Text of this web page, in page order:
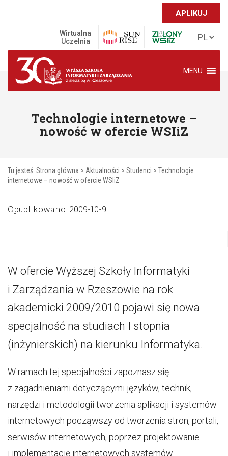
APLIKUJ
Wirtualna
Uczelnia
MENU
Technologie internetowe –
nowość w ofercie WSIiZ
Tu jesteś: Strona główna > Aktualności > Studenci > Technologie
internetowe – nowość w ofercie WSIiZ
Opublikowano: 2009-10-9
W ofercie Wyższej Szkoły Informatyki
i Zarządzania w Rzeszowie na rok
akademicki 2009/2010 pojawi się nowa
specjalność na studiach I stopnia
(inżynierskich) na kierunku Informatyka.
W ramach tej specjalności zapoznasz się
z zagadnieniami dotyczącymi języków, technik,
narzędzi i metodologii tworzenia aplikacji i systemów
internetowych począwszy od tworzenia stron, portali,
serwisów internetowych, poprzez projektowanie
i implementację internetowych systemów